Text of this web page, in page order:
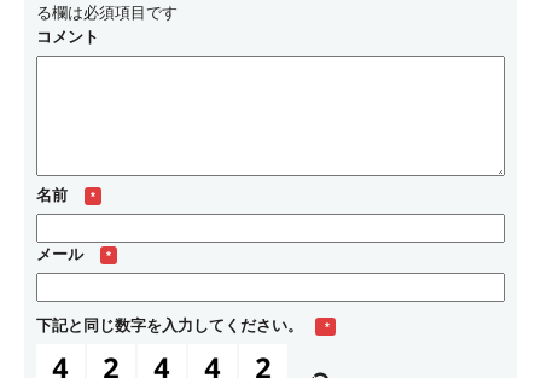
る欄は必須項目です
コメント
名前 *
メール *
下記と同じ数字を入力してください。 *